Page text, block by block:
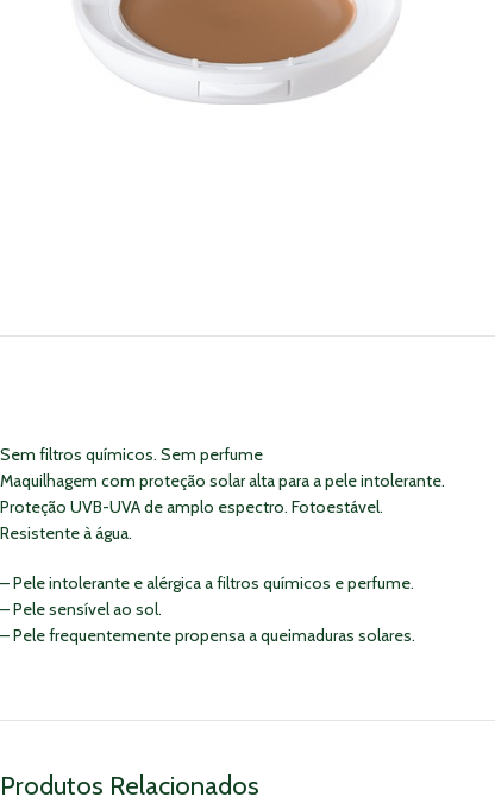
Sem filtros químicos. Sem perfume
Maquilhagem com proteção solar alta para a pele intolerante.
Proteção UVB-UVA de amplo espectro. Fotoestável.
Resistente à água.
– Pele intolerante e alérgica a filtros químicos e perfume.
– Pele sensível ao sol.
– Pele frequentemente propensa a queimaduras solares.
Produtos Relacionados